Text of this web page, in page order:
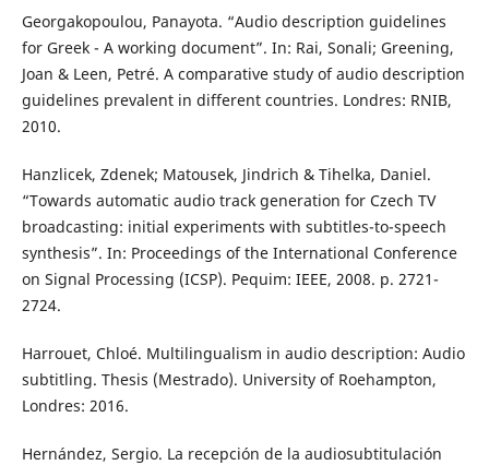
Georgakopoulou, Panayota. “Audio description guidelines
for Greek - A working document”. In: Rai, Sonali; Greening,
Joan & Leen, Petré. A comparative study of audio description
guidelines prevalent in different countries. Londres: RNIB,
2010.
Hanzlicek, Zdenek; Matousek, Jindrich & Tihelka, Daniel.
“Towards automatic audio track generation for Czech TV
broadcasting: initial experiments with subtitles-to-speech
synthesis”. In: Proceedings of the International Conference
on Signal Processing (ICSP). Pequim: IEEE, 2008. p. 2721-
2724.
Harrouet, Chloé. Multilingualism in audio description: Audio
subtitling. Thesis (Mestrado). University of Roehampton,
Londres: 2016.
Hernández, Sergio. La recepción de la audiosubtitulación